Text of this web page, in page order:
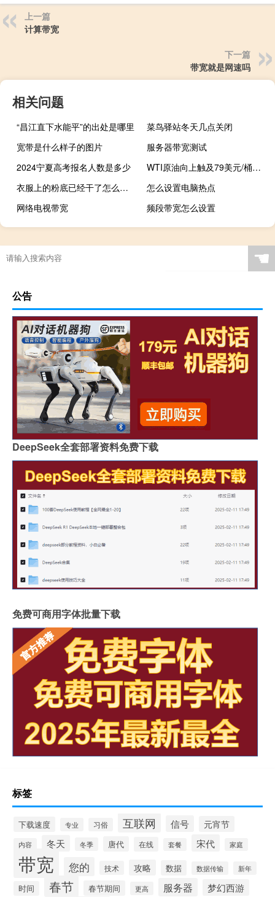
上一篇
计算带宽
下一篇
带宽就是网速吗
相关问题
“昌江直下水能平”的出处是哪里
菜鸟驿站冬天几点关闭
宽带是什么样子的图片
服务器带宽测试
2024宁夏高考报名人数是多少
WTI原油向上触及79美元/桶日内涨0.65%
衣服上的粉底已经干了怎么洗掉
怎么设置电脑热点
网络电视带宽
频段带宽怎么设置
☚
公告
DeepSeek全套部署资料免费下载
免费可商用字体批量下载
标签
下载速度 专业 习俗 互联网 信号 元宵节
内容 冬天 冬季 唐代 在线 套餐 宋代 家庭
带宽 您的 技术 攻略 数据 数据传输 新年
时间 春节 春节期间 更高 服务器 梦幻西游